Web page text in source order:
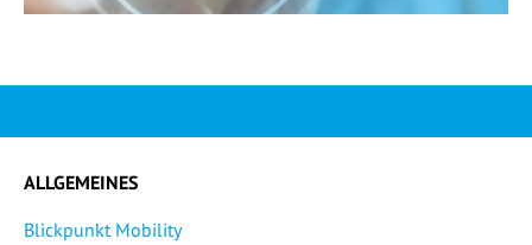
ALLGEMEINES
Blickpunkt Mobility